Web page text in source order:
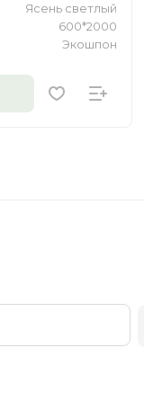
Ясень светлый
600*2000
Экошпон